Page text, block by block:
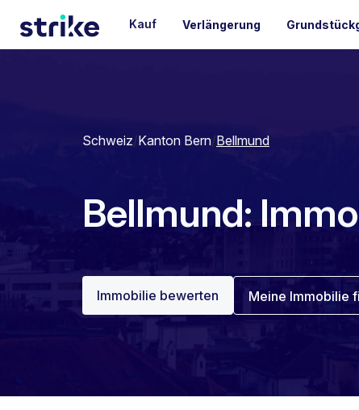
Kauf Verlängerung
Schweiz/Kanton Bern/Bellmund
Bellmund:
Immobilie bewerten Meine Immobilie